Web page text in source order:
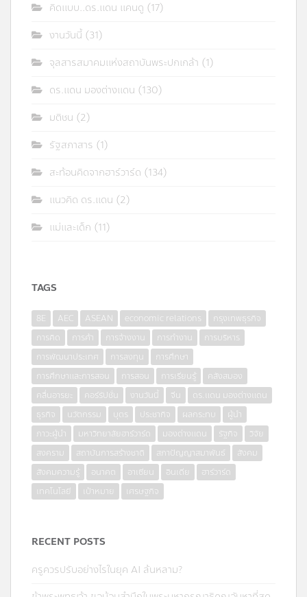
คิดแบบ..ดร.แดน แคนดู (17)
งานวันนี้ (31)
จุลสารสมาคมแห่งสถาบันพระปกเกล้า (1)
ดร.แดน มองต่างแดน (130)
มติชน (2)
รัฐสภาสาร (1)
สะท้อนคิดจากฮาร์วาร์ด (134)
แนวคิด ดร.แดน (2)
แม่และเด็ก (11)
TAGS
8E AEC ASEAN economic relations
กรุงเทพธุรกิจ
การคิด
การค้า การจ้างงาน การทำงาน
การบริหาร
การพัฒนาประเทศ
การลงทุน
การศึกษา
การศึกษาและการสอน
การสอน การเรียนรู้
คลังสมอง
คลื่นอารยะ
คอร์รัปชั่น งานวันนี้ จีน
ดร.แดน มองต่างแดน
ธุรกิจ
นวัตกรรม บุตร ประชากิจ ผลกระทบ
ผู้นำ
ภาวะผู้นำ
มหาวิทยาลัยฮาร์วาร์ด มองต่างแดน รัฐกิจ
วิจัย
สงคราม
สถาบันการสร้างชาติ สภาปัญญาสมาพันธ์
สังคม
สังคมความรู้
อนาคต อาเซียน อินเดีย
ฮาร์วาร์ด
เทคโนโลยี
เป้าหมาย เศรษฐกิจ
RECENT POSTS
ครูควรปรับอย่างไรในยุค AI ล้นหลาม?